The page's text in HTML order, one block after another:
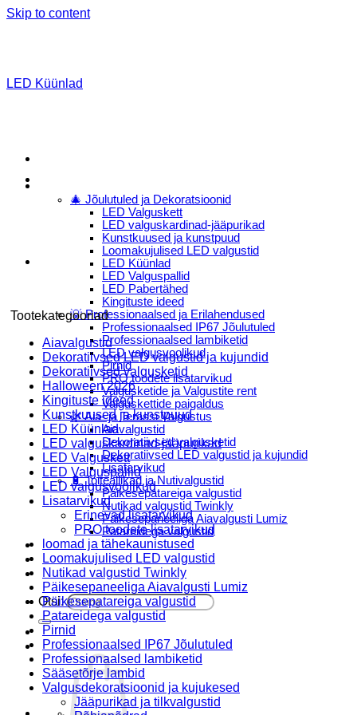
Skip to content
🎄 Jõulutuled ja Dekoratsioonid
LED Valguskett
LED valguskardinad-jääpurikad
Kunstkuused ja kunstpuud
Loomakujulised LED valgustid
LED Küünlad
LED Valguspallid
LED Pabertähed
Kingituste ideed
💡 Professionaalsed ja Erilahendused
Professionaalsed IP67 Jõulutuled
Professionaalsed lambiketid
LED valgusvoolikud
Pirnid
PRO toodete lisatarvikud
Valgusketide ja Valgustite rent
Valguskettide paigaldus
🌿 Aia- ja Terassi Valgustus
Aiavalgustid
Dekoratiivsed valgusketid
Dekoratiivsed LED valgustid ja kujundid
Lisatarvikud
🔋 Toiteallikad ja Nutivalgustid
Päikesepatareiga valgustid
Nutikad valgustid Twinkly
Päikesepaneeliga Aiavalgusti Lumiz
Patareidega valgustid
Päikeselaternad Lumiz
Valguskettide paigaldus
Blogi
Otsi:
LED Küünlad
Tootekategooriad
Aiavalgustid
Dekoratiivsed LED valgustid ja kujundid
Dekoratiivsed valgusketid
Halloween 2026
Kingituste ideed
Kunstkuused ja kunstpuud
LED Küünlad
LED valguskardinad-jääpurikad
LED Valguskett
LED Valguspallid
LED valgusvoolikud
Lisatarvikud
Erinevad lisatarvikud
PRO toodete lisatarvikud
loomad ja tähekaunistused
Loomakujulised LED valgustid
Nutikad valgustid Twinkly
Päikesepaneeliga Aiavalgusti Lumiz
Päikesepatareiga valgustid
Patareidega valgustid
Pirnid
Professionaalsed IP67 Jõulutuled
Professionaalsed lambiketid
Sääsetõrje lambid
Valgusdekoratsioonid ja kujukesed
Jääpurikad ja tilkvalgustid